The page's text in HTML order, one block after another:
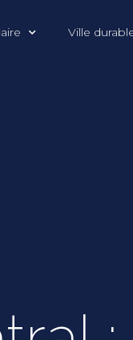
Ville